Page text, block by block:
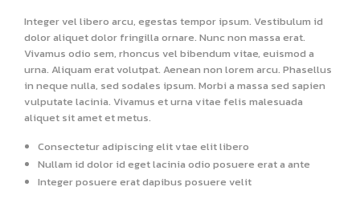
Integer vel libero arcu, egestas tempor ipsum. Vestibulum id
dolor aliquet dolor fringilla ornare. Nunc non massa erat.
Vivamus odio sem, rhoncus vel bibendum vitae, euismod a
urna. Aliquam erat volutpat. Aenean non lorem arcu. Phasellus
in neque nulla, sed sodales ipsum. Morbi a massa sed sapien
vulputate lacinia. Vivamus et urna vitae felis malesuada
aliquet sit amet et metus.
Consectetur adipiscing elit vtae elit libero
Nullam id dolor id eget lacinia odio posuere erat a ante
Integer posuere erat dapibus posuere velit